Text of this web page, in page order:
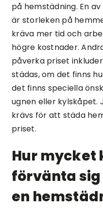
på hemstädning. En
är storleken på
kräva mer tid och
högre kostnader.
påverka priset
städas, om det finns
det finns speciella
ugnen eller kylskåpet.
krävs för att städa
priset.
Hur mycket
förvänta
en